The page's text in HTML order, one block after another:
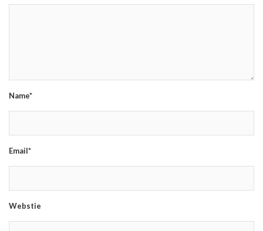
Name*
Email*
Webstie